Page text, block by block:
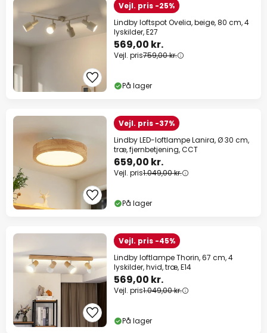
Vejl. pris -25%
Lindby loftspot Ovelia, beige, 80 cm, 4
lyskilder, E27
569,00 kr.
Vejl. pris759,00 kr.
På lager
Vejl. pris -37%
Lindby LED-loftlampe Lanira, Ø 30 cm,
træ, fjernbetjening, CCT
659,00 kr.
Vejl. pris1.049,00 kr.
På lager
Vejl. pris -45%
Lindby loftlampe Thorin, 67 cm, 4
lyskilder, hvid, træ, E14
569,00 kr.
Vejl. pris1.049,00 kr.
På lager